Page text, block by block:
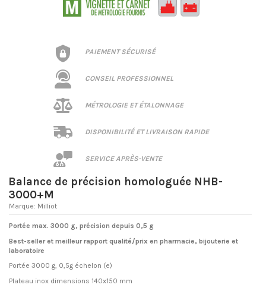
PAIEMENT SÉCURISÉ
CONSEIL PROFESSIONNEL
MÉTROLOGIE ET ÉTALONNAGE
DISPONIBILITÉ ET LIVRAISON RAPIDE
SERVICE APRÈS-VENTE
Balance de précision homologuée NHB-
3000+M
Marque: Milliot
Portée max. 3000 g, précision depuis 0,5 g
Best-seller et meilleur rapport qualité/prix en pharmacie, bijouterie et
laboratoire
Portée 3000 g, 0,5g échelon (e)
Plateau inox dimensions 140x150 mm